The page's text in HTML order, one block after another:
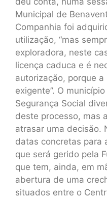
Municipal de
Companhia foi
utilização, “mas
exploradora, neste
licença caduca e é
autorização, porque
exigente”. O
Segurança Social
deste processo, mas
atrasar uma decisão.
datas concretas para
que será gerido pela
que tem, ainda, em
abertura de uma
situados entre o